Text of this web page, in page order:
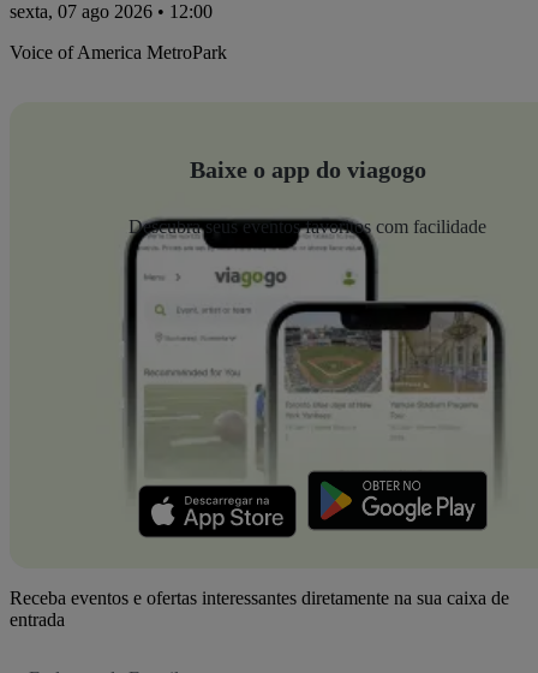
sexta, 07 ago 2026 • 12:00
Voice of America MetroPark
Baixe o app do viagogo
Descubra seus eventos favoritos com facilidade
Receba eventos e ofertas interessantes diretamente na sua caixa de
entrada